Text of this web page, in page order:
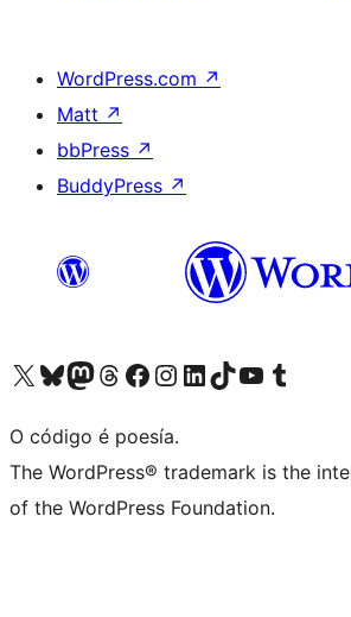
WordPress.com ↗
Matt ↗
bbPress ↗
BuddyPress ↗
Visita la cuenta de X (anteriormente Twitter)
Visita a nosa conta de Bluesky
Visita a nosa conta de Mastodon
Visita a nosa conta de Threads
Visita a nosa páxina de Facebook
Visita a nosa conta de Instagram
Visita a nosa conta de LinkedIn
Visita a nosa conta de TikTok
Visita a nosa canle de YouTube
Visita a nosa conta de Tumblr
O código é poesía.
The WordPress® trademark is the
of the WordPress Foundation.